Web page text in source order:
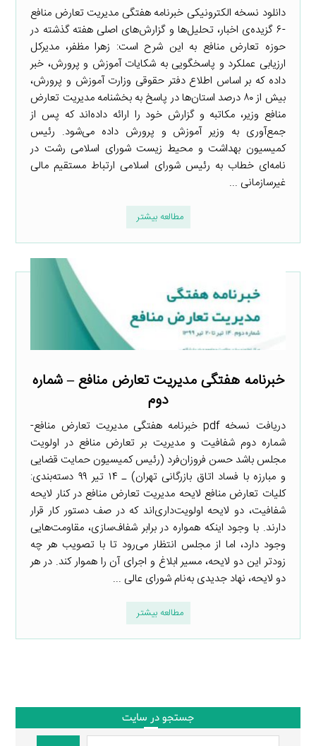
دانلود نسخه الکترونیکی خبرنامه هفتگی مدیریت تعارض منافع
-۶ گزیده‌ی اخبار، تحلیل‌ها و گزارش‌های اصلی هفته گذشته در
حوزه تعارض منافع به این شرح است: زهرا مظفر، مدیرکل
ارزیابی عملکرد و پاسخگویی به شکایات آموزش و پرورش، خبر
داده که بر اساس اطلاع دفتر حقوقی وزارت آموزش و پرورش،
بیش از ۸۰ درصد استان‌ها در پاسخ به بخشنامه مدیریت تعارض
منافع وزیر، مکاتبه و گزارش خود را ارائه داده‌اند که پس از
جمع‌آوری به وزیر آموزش و پرورش داده می‌شود. رئیس
کمیسیون بهداشت و محیط زیست شورای اسلامی رشت در
نامه‌ای خطاب به رئیس شورای اسلامی ارتباط مستقیم مالی
غیرسازمانی ...
مطالعه بیشتر
خبرنامه هفتگی مدیریت تعارض منافع – شماره
دوم
دریافت نسخه pdf خبرنامه هفتگی مدیریت تعارض منافع-
شماره دوم شفافیت و مدیریت بر تعارض منافع در اولویت
مجلس باشد حسن فروزان‌فرد (رئیس کمیسیون حمایت قضایی
و مبارزه با فساد اتاق بازرگانی تهران) ـ ۱۴ تیر ۹۹ دسته‌بندی:
کلیات تعارض منافع لایحه مدیریت تعارض منافع در کنار لایحه
شفافیت، دو لایحه اولویت‌داری‌اند که در صف دستور کار قرار
دارند. با وجود اینکه همواره در برابر شفاف‌سازی، مقاومت‌هایی
وجود دارد، اما از مجلس انتظار می‌رود تا با تصویب هر چه
زودتر این دو لایحه، مسیر ابلاغ و اجرای آن را هموار کند. در هر
دو لایحه، نهاد جدیدی به‌نام شورای عالی ...
مطالعه بیشتر
جستجو در سایت